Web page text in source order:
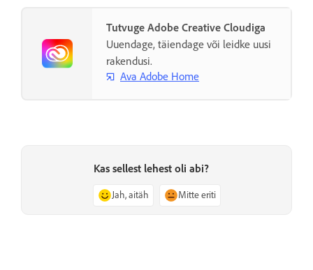
Tutvuge Adobe Creative Cloudiga
Uuendage, täiendage või leidke uusi
rakendusi.
Ava Adobe Home
Kas sellest lehest oli abi?
Jah, aitäh Mitte eriti